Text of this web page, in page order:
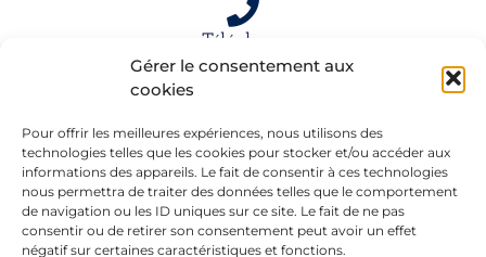
Gérer le consentement aux
cookies
Pour offrir les meilleures expériences, nous utilisons des
technologies telles que les cookies pour stocker et/ou accéder aux
informations des appareils. Le fait de consentir à ces technologies
nous permettra de traiter des données telles que le comportement
de navigation ou les ID uniques sur ce site. Le fait de ne pas
consentir ou de retirer son consentement peut avoir un effet
négatif sur certaines caractéristiques et fonctions.
Téléphone
06 15 61 39 66
Mail
alexandra.dargentre@sfr.fr